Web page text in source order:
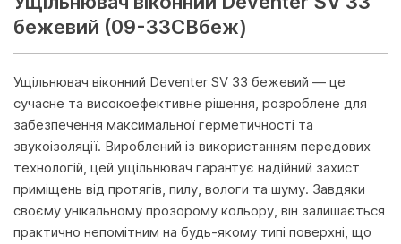
бежевий (09-33СВбеж)
Ущільнювач віконний Deventer SV 33 бежевий — це
сучасне та високоефективне рішення, розроблене для
забезпечення максимальної герметичності та
звукоізоляції. Вироблений із використанням передових
технологій, цей ущільнювач гарантує надійний захист
приміщень від протягів, пилу, вологи та шуму. Завдяки
своєму унікальному прозорому кольору, він залишається
практично непомітним на будь-якому типі поверхні, що